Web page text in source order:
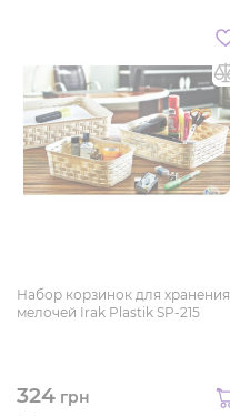
Набор корзинок для хранения
мелочей Irak Plastik SP-215
324 грн